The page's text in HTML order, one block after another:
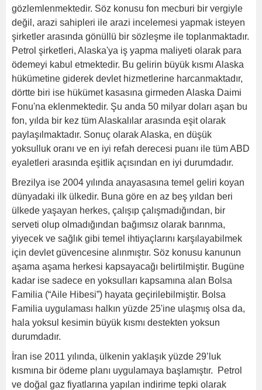
gözlemlenmektedir. Söz konusu fon mecburi bir vergiyle
değil, arazi sahipleri ile arazi incelemesi yapmak isteyen
şirketler arasında gönüllü bir sözleşme ile toplanmaktadır.
Petrol şirketleri, Alaska'ya iş yapma maliyeti olarak para
ödemeyi kabul etmektedir. Bu gelirin büyük kısmı Alaska
hükümetine giderek devlet hizmetlerine harcanmaktadır,
dörtte biri ise hükümet kasasına girmeden Alaska Daimi
Fonu'na eklenmektedir. Şu anda 50 milyar doları aşan bu
fon, yılda bir kez tüm Alaskalılar arasında eşit olarak
paylaşılmaktadır. Sonuç olarak Alaska, en düşük
yoksulluk oranı ve en iyi refah derecesi puanı ile tüm ABD
eyaletleri arasında eşitlik açısından en iyi durumdadır.
Brezilya ise 2004 yılında anayasasına temel geliri koyan
dünyadaki ilk ülkedir. Buna göre en az beş yıldan beri
ülkede yaşayan herkes, çalışıp çalışmadığından, bir
serveti olup olmadığından bağımsız olarak barınma,
yiyecek ve sağlık gibi temel ihtiyaçlarını karşılayabilmek
için devlet güvencesine alınmıştır. Söz konusu kanunun
aşama aşama herkesi kapsayacağı belirtilmiştir. Bugüne
kadar ise sadece en yoksulları kapsamına alan Bolsa
Familia (“Aile Hibesi”) hayata geçirilebilmiştir. Bolsa
Familia uygulaması halkın yüzde 25'ine ulaşmış olsa da,
hala yoksul kesimin büyük kısmı destekten yoksun
durumdadır.
İran ise 2011 yılında, ülkenin yaklaşık yüzde 29’luk
kısmına bir ödeme planı uygulamaya başlamıştır. Petrol
ve doğal gaz fiyatlarına yapılan indirime tepki olarak